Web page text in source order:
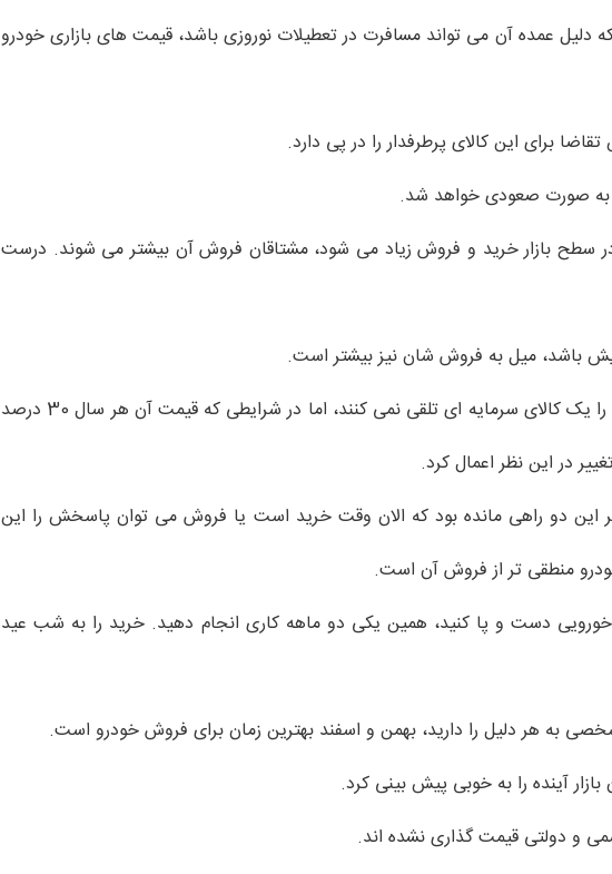
دلیل عمده آن می تواند مسافرت در تعطیلات نوروزی باشد، قیمت های بازاری خودرو
برای این کالای پرطرفدار را در پی دارد.
به صورت صعودی خواهد شد.
سطح بازار خرید و فروش زیاد می شود، مشتاقان فروش آن بیشتر می شوند. درست
باشد، میل به فروش شان نیز بیشتر است.
اگرچه بسیاری از کارشناسان، خودرو را یک کالای سرمایه ای تلقی نمی کنند، اما در شرایطی که قیمت آن هر سال 30 درصد
در این نظر اعمال کرد.
این دو راهی مانده بود که الان وقت خرید است یا فروش می توان پاسخش را این
منطقی تر از فروش آن است.
دست و پا کنید، همین یکی دو ماهه کاری انجام دهید. خرید را به شب عید
به هر دلیل را دارید، بهمن و اسفند بهترین زمان برای فروش خودرو است.
آینده را به خوبی پیش بینی کرد.
و دولتی قیمت گذاری نشده اند.